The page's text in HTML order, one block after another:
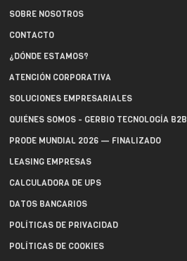
SOBRE NOSOTROS
CONTACTO
¿DÓNDE ESTAMOS?
ATENCIÓN CORPORATIVA
SOLUCIONES EMPRESARIALES
QUIÉNES SOMOS - GERBIO TECNOLOGÍA B2B
PRODE MUNDIAL 2026 — FINALIZADO
LEASING EMPRESAS
CALCULADORA DE UPS
DATOS BANCARIOS
POLÍTICAS DE PRIVACIDAD
POLÍTICAS DE COOKIES